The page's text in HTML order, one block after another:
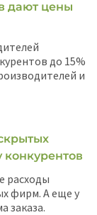
дают цены
до 15%
и
конкурентов
расходы
фирм. А еще у
заказа.